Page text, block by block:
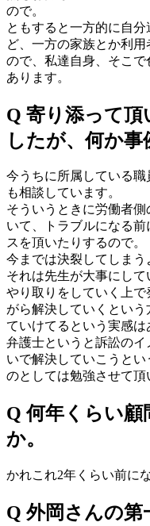
ので。
ともすると一方的に自
ど、一方の家族とか利
ので、私達自身、そこ
あります。
Q 寄り添って頂
したが、何か
今うちに所属している
も相談しています。
そういうときに労働者
いて、トラブルになる
スを頂いたりするので。
今までは決裂してしまう
それは先生が大事にして
やり取りをしていく上
がら解決していくとい
ていけてるという実感は
弁護士というと訴訟の
いで解決していこうと
のとしては勉強させて頂
Q 何年くらい
か。
かれこれ2年くらい前に
Q 外岡さんの